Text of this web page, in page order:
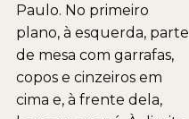
Paulo. No primeiro
plano, à esquerda, parte
de mesa com garrafas,
copos e cinzeiros em
cima e, à frente dela,